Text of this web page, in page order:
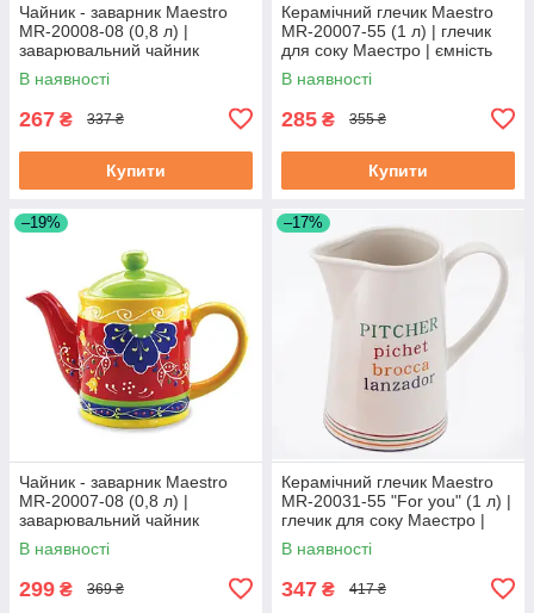
Чайник - заварник Maestro
MR-20008-08 (0,8 л) |
заварювальний чайник
Маестро | керамічний чайник
Маестро
В наявності
267 ₴ 337 ₴
Купити
Керамічний глечик Maestro
MR-20007-55 (1 л) | глечик
для соку Маестро | ємність
для води Маестро
В наявності
285 ₴ 355 ₴
Купити
–19%
Чайник - заварник Maestro
MR-20007-08 (0,8 л) |
заварювальний чайник
Маестро | керамічний чайник
Маестро
В наявності
299 ₴ 369 ₴
–17%
Керамічний глечик Maestro
MR-20031-55 "For you" (1 л) |
глечик для соку Маестро |
ємність для води Маестро
В наявності
347 ₴ 417 ₴